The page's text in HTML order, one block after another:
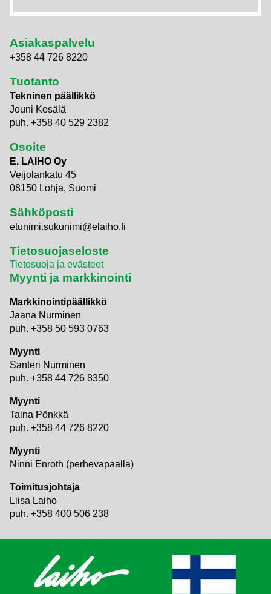
Asiakaspalvelu
+358 44 726 8220
Tuotanto
Tekninen päällikkö
Jouni Kesälä
puh. +358 40 529 2382
Osoite
E. LAIHO Oy
Veijolankatu 45
08150 Lohja, Suomi
Sähköposti
etunimi.sukunimi@elaiho.fi
Tietosuojaseloste
Tietosuoja ja evästeet
Myynti ja markkinointi
Markkinointipäällikkö
Jaana Nurminen
puh. +358 50 593 0763
Myynti
Santeri Nurminen
puh. +358 44 726 8350
Myynti
Taina Pönkkä
puh. +358 44 726 8220
Myynti
Ninni Enroth (perhevapaalla)
Toimitusjohtaja
Liisa Laiho
puh. +358 400 506 238